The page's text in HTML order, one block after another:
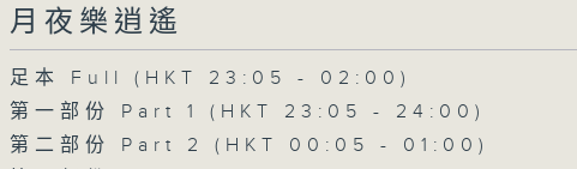
月夜樂逍遙
足本 Full (HKT 23:05 - 02:00)
第一部份 Part 1 (HKT 23:05 - 24:00)
第二部份 Part 2 (HKT 00:05 - 01:00)